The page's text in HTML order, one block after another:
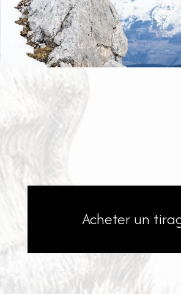
Acheter un